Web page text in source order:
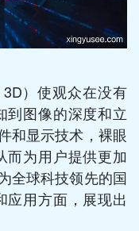
）使观众在没有
到图像的深度和立
和显示技术，裸眼
而为用户提供更加
全球科技领先的国
应用方面，展现出